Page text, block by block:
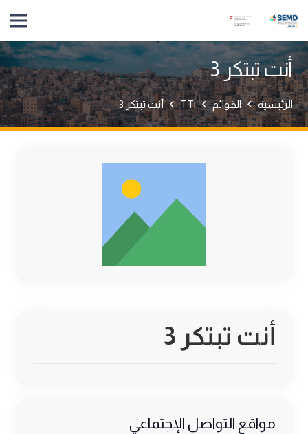
أنت تبتكر 3
الرئيسية القوائم TTi أنت تبتكر 3
أنت تبتكر 3
مواقع التواصل الإجتماعي